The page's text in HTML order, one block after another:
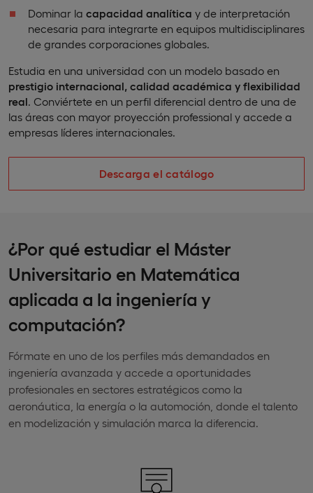
Dominar la capacidad analítica y de interpretación
necesaria para integrarte en equipos multidisciplinares
de grandes corporaciones globales.
Estudia en una universidad con un modelo basado en
prestigio internacional, calidad académica y flexibilidad
real. Conviértete en un perfil diferencial dentro de una de
las áreas con mayor proyección professional y accede a
empresas líderes internacionales.
Descarga el catálogo
¿Por qué estudiar el Máster
Universitario en Matemática
aplicada a la ingeniería y
computación?
Fórmate en uno de los perfiles más demandados en
ingeniería avanzada y accede a oportunidades
profesionales en sectores estratégicos como la
aeronáutica, la energía o la automoción, donde el talento
en modelización y simulación marca la diferencia.